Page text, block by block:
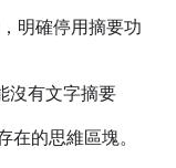
，明確停用摘要功
沒有文字摘要
在的思維區塊。